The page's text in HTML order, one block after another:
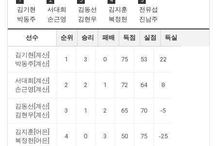
김기현
박동주
서대희
손근영
김동선
김현우
김지훈
복정헌
전유섭
진남주
선수 순위 승리 패배 득점 실점 득실
김기현[계산]
박동주[계산]
1 3 0 75 53 22
서대희[계산]
손근영[계산]
2 2 1 72 64 8
김동선[계산]
김현우[계산]
3 1 2 65 70 -5
김지훈[어은]
복정헌[어은]
4 0 3 50 75 -25